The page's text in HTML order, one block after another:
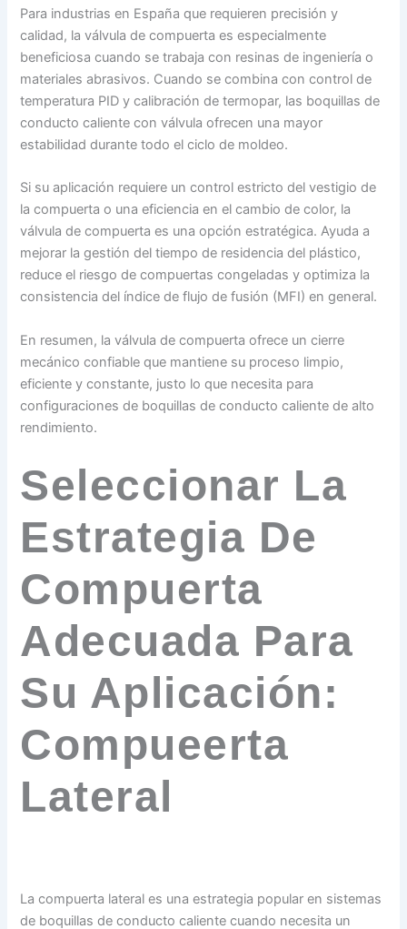
Para industrias en España que requieren precisión y
calidad, la válvula de compuerta es especialmente
beneficiosa cuando se trabaja con resinas de ingeniería o
materiales abrasivos. Cuando se combina con control de
temperatura PID y calibración de termopar, las boquillas de
conducto caliente con válvula ofrecen una mayor
estabilidad durante todo el ciclo de moldeo.
Si su aplicación requiere un control estricto del vestigio de
la compuerta o una eficiencia en el cambio de color, la
válvula de compuerta es una opción estratégica. Ayuda a
mejorar la gestión del tiempo de residencia del plástico,
reduce el riesgo de compuertas congeladas y optimiza la
consistencia del índice de flujo de fusión (MFI) en general.
En resumen, la válvula de compuerta ofrece un cierre
mecánico confiable que mantiene su proceso limpio,
eficiente y constante, justo lo que necesita para
configuraciones de boquillas de conducto caliente de alto
rendimiento.
Seleccionar La
Estrategia De
Compuerta
Adecuada Para
Su Aplicación:
Compueerta
Lateral
La compuerta lateral es una estrategia popular en sistemas
de boquillas de conducto caliente cuando necesita un